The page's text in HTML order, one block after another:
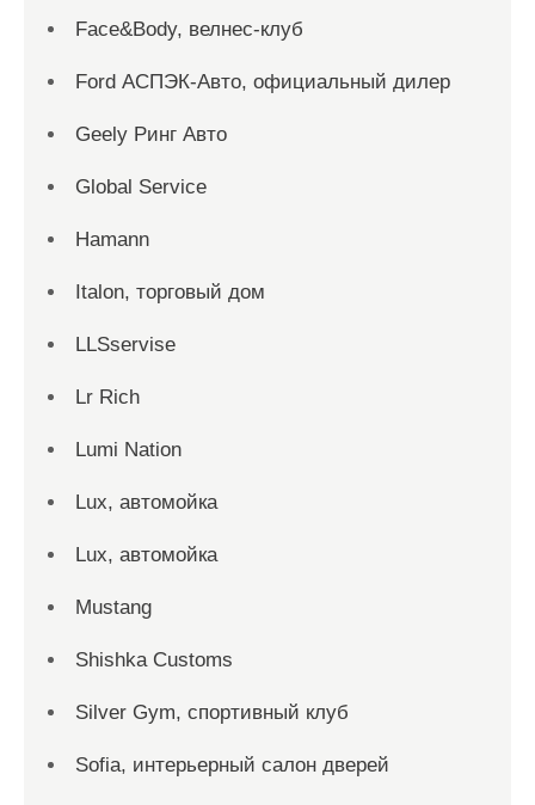
Face&Body, велнес-клуб
Ford АСПЭК-Авто, официальный дилер
Geely Ринг Авто
Global Service
Hamann
Italon, торговый дом
LLSservise
Lr Rich
Lumi Nation
Lux, автомойка
Lux, автомойка
Mustang
Shishka Customs
Silver Gym, спортивный клуб
Sofia, интерьерный салон дверей